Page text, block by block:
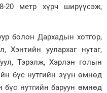
20 метр хүрч ширүүсэж,
болон Дархадын хотгор,
Хэнтийн уулархаг нутаг,
Тэрэлж, Хэрлэн голын
бүс нутгийн зүүн өмнөд
бүс нутгийн баруун өмнөд